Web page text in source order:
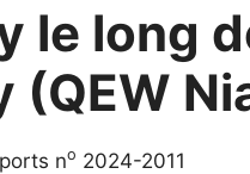
le long
(QEW
no 2024-2011